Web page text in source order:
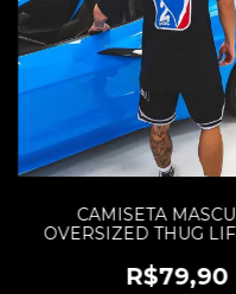
CAMISETA
OVERSIZED THUG
R$79,90